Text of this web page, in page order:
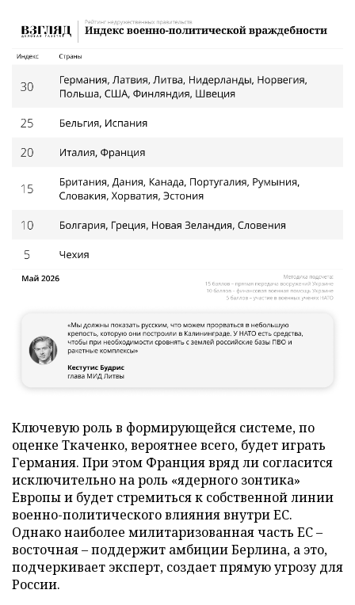
Ключевую роль в формирующейся системе, по
оценке Ткаченко, вероятнее всего, будет играть
Германия. При этом Франция вряд ли согласится
исключительно на роль «ядерного зонтика»
Европы и будет стремиться к собственной линии
военно-политического влияния внутри ЕС.
Однако наиболее милитаризованная часть ЕС –
восточная – поддержит амбиции Берлина, а это,
подчеркивает эксперт, создает прямую угрозу для
России.